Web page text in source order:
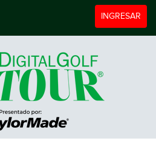
Toggle
INGRESAR